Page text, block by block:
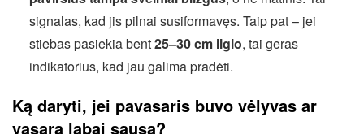
signalas, kad jis pilnai susiformavęs. Taip pat – jei
stiebas pasiekia bent25–30 cm ilgio, tai geras
indikatorius, kad jau galima pradėti.
Ką daryti, jei pavasaris buvo vėlyvas ar
vasara labai sausa?